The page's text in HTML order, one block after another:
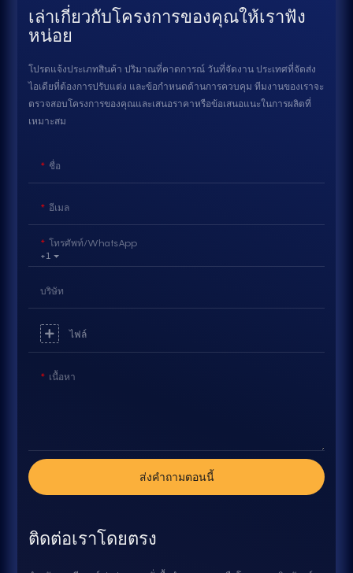
เล่าเกี่ยวกับโครงการของคุณให้เราฟัง
หน่อย
โปรดแจ้งประเภทสินค้า ปริมาณที่คาดการณ์ วันที่จัดงาน ประเทศที่จัดส่ง
ไอเดียที่ต้องการปรับแต่ง และข้อกำหนดด้านการควบคุม ทีมงานของเราจะ
ตรวจสอบโครงการของคุณและเสนอราคาหรือข้อเสนอแนะในการผลิตที่
เหมาะสม
ชื่อ
อีเมล
+1
โทรศัพท์/WhatsApp
บริษัท
ไฟล์
เนื้อหา
ส่งคำถามตอนนี้
ติดต่อเราโดยตรง